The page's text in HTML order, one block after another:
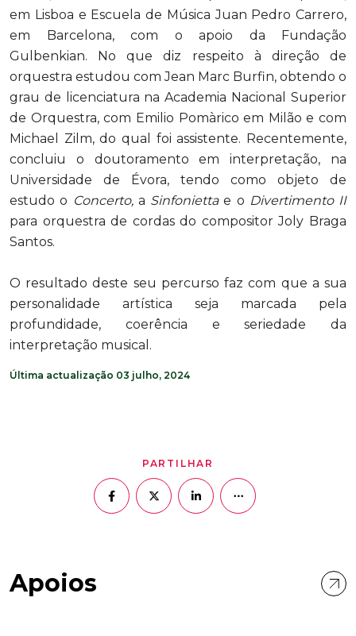
em Lisboa e Escuela de Música Juan Pedro Carrero,
em Barcelona, com o apoio da Fundação
Gulbenkian. No que diz respeito à direção de
orquestra estudou com Jean Marc Burfin, obtendo o
grau de licenciatura na Academia Nacional Superior
de Orquestra, com Emilio Pomàrico em Milão e com
Michael Zilm, do qual foi assistente. Recentemente,
concluiu o doutoramento em interpretação, na
Universidade de Évora, tendo como objeto de
estudo o Concerto, a Sinfoniettae o Divertimento II
para orquestra de cordas do compositor Joly Braga
Santos.
O resultado deste seu percurso faz com que a sua
personalidade artística seja marcada pela
profundidade, coerência e seriedade da
interpretação musical.
Última actualização 03 julho, 2024
PARTILHAR
Apoios